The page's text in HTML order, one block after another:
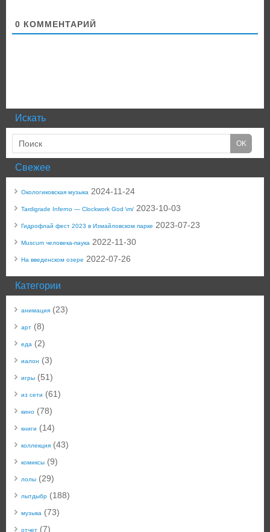
0 КОММЕНТАРИЙ
Искать
Свежее
Окологиковская музыка 2024-11-24
Tardigrade Inferno — Clockwork God \m/ 2023-10-03
Гидрофлай фест 2023 в Измайловском парке 2023-07-23
Muscum человека-паука 2022-11-30
На введенском озере 2022-07-26
Категории
анимация (23)
арт (8)
еда (2)
иалон (3)
игры (51)
из сети (61)
кино (78)
книги (14)
коллекция (43)
комиксы (9)
лолы (29)
лытдыбр (188)
музыка (73)
отчет (7)